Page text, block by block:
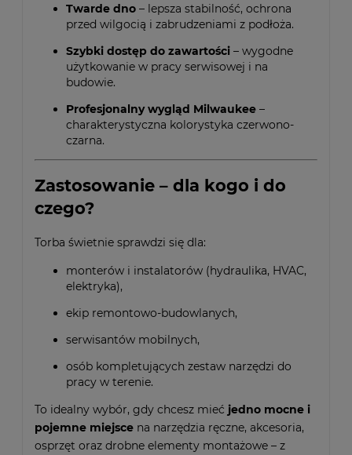
Twarde dno – lepsza stabilność, ochrona
przed wilgocią i zabrudzeniami z podłoża.
Szybki dostęp do zawartości – wygodne
użytkowanie w pracy serwisowej i na
budowie.
Profesjonalny wygląd Milwaukee –
charakterystyczna kolorystyka czerwono-
czarna.
Zastosowanie – dla kogo i do
czego?
Torba świetnie sprawdzi się dla:
monterów i instalatorów (hydraulika, HVAC,
elektryka),
ekip remontowo-budowlanych,
serwisantów mobilnych,
osób kompletujących zestaw narzędzi do
pracy w terenie.
To idealny wybór, gdy chcesz mieć jedno mocne i
pojemne miejsce na narzędzia ręczne, akcesoria,
osprzęt oraz drobne elementy montażowe – z